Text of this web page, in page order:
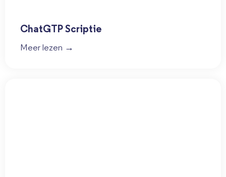
ChatGTP Scriptie
Meer lezen →